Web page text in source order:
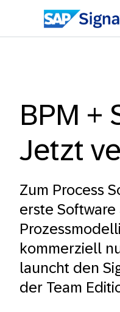
BPM +
Jetzt
Zum Process
erste Software
kommerziell
launcht den
der Team